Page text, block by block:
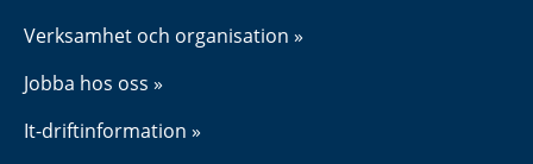
Verksamhet och organisation
Jobba hos oss
It-driftinformation